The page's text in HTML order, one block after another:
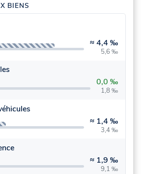
BIENS
≈4,4 ‰
5,6 ‰
0,0 ‰
1,8 ‰
≈ 1,4 ‰
3,4 ‰
≈ 1,9 ‰
9,1 ‰